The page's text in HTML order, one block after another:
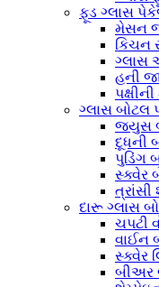
ફૂડ ગ્લાસ
મેસન
કિચન
ગ્લાસ
હની
ગ્લાસ બોટલ
જ્યુસ
દૂધની
પુડિંગ
સ્ક્વેર
ત્રાંસી
દારૂ ગ્લાસ
ચપટી
વાઈન
સ્ક્વેર
બીઅર